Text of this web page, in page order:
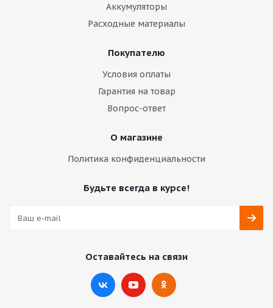
Аккумуляторы
Расходные материалы
Покупателю
Условия оплаты
Гарантия на товар
Вопрос-ответ
О магазине
Политика конфиденциальности
Будьте всегда в курсе!
Оставайтесь на связи